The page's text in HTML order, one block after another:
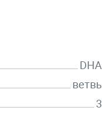
DHA
ветвь
3